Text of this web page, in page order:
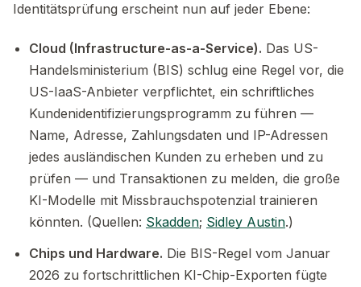
Identitätsprüfung erscheint nun auf jeder Ebene:
Cloud (Infrastructure-as-a-Service). Das US-
Handelsministerium (BIS) schlug eine Regel vor, die
US-IaaS-Anbieter verpflichtet, ein schriftliches
Kundenidentifizierungsprogramm zu führen —
Name, Adresse, Zahlungsdaten und IP-Adressen
jedes ausländischen Kunden zu erheben und zu
prüfen — und Transaktionen zu melden, die große
KI-Modelle mit Missbrauchspotenzial trainieren
könnten. (Quellen: Skadden; Sidley Austin.)
Chips und Hardware. Die BIS-Regel vom Januar
2026 zu fortschrittlichen KI-Chip-Exporten fügte